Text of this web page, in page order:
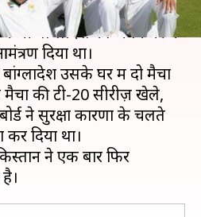
के साथ डे-नाइट टेस्ट
भी बांग्लादेश को अपने घर में
दिया था।
बांग्लादेश उसके घर में दो मैचों
की टी-20 सीरीज़ खेले,
ने सुरक्षा कारणों के चलते
दिया था।
ने एक बार फिर